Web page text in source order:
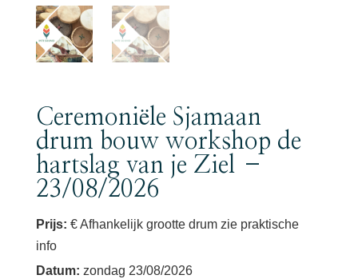
Ceremoniële Sjamaan
drum bouw workshop de
hartslag van je Ziel –
23/08/2026
Prijs: € Afhankelijk grootte drum zie praktische
info
Datum: zondag 23/08/2026